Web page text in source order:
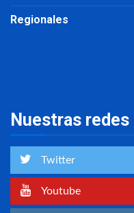
Regionales
Nuestras redes
Twitter
Youtube